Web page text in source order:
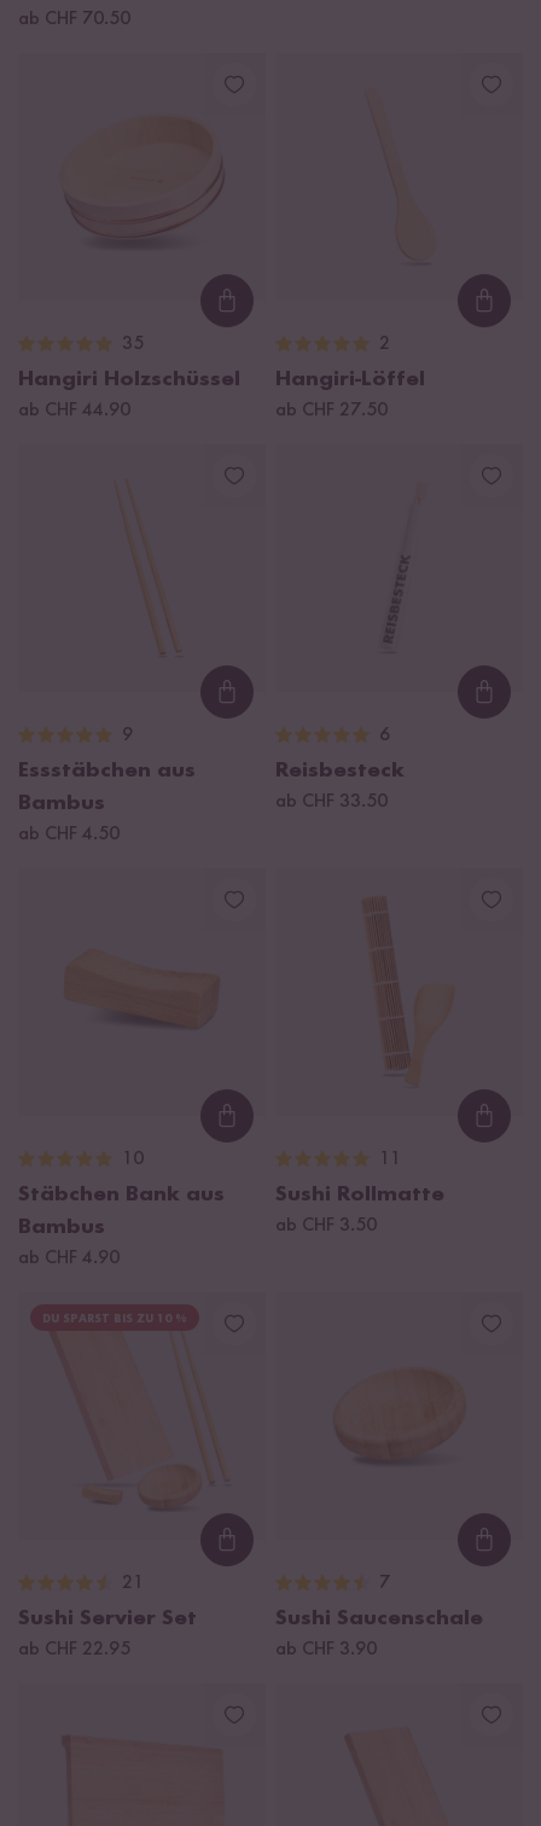
ab CHF 70.50
Loading...
35
Hangiri Holzschüssel
ab CHF 44.90
2
Hangiri-Löffel
ab CHF 27.50
Loading...
9
Essstäbchen aus
Bambus
ab CHF 4.50
6
Reisbesteck
ab CHF 33.50
Loading...
10
Stäbchen Bank aus
Bambus
ab CHF 4.90
Sushi Rollmatte
ab CHF 3.50
DU SPARST BIS ZU 10 %
Loading...
21
Sushi Servier Set
ab CHF 22.95
7
Sushi Saucenschale
ab CHF 3.90